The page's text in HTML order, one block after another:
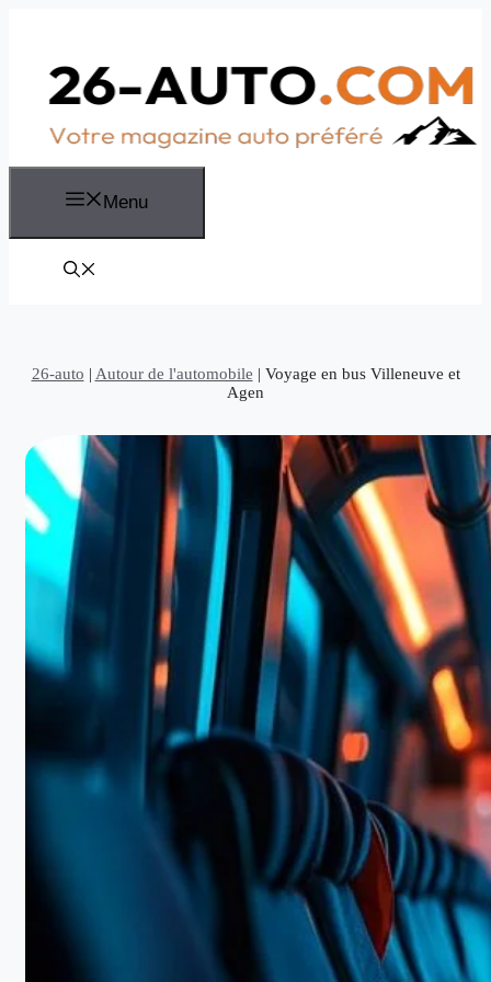
Menu
26-auto | Autour de l'automobile | Voyage en bus Villeneuve et
Agen